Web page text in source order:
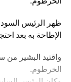
ظهر الرئيس
الإطاحة به بعد
واقتيد البشير من
الخرطوم.